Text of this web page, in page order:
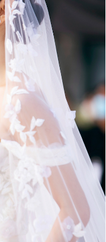
quảng cáo
404
soạn Chính sách bảo
ngày 24.3.2020
Niên. Cấm sao
chấp thuận bằng văn